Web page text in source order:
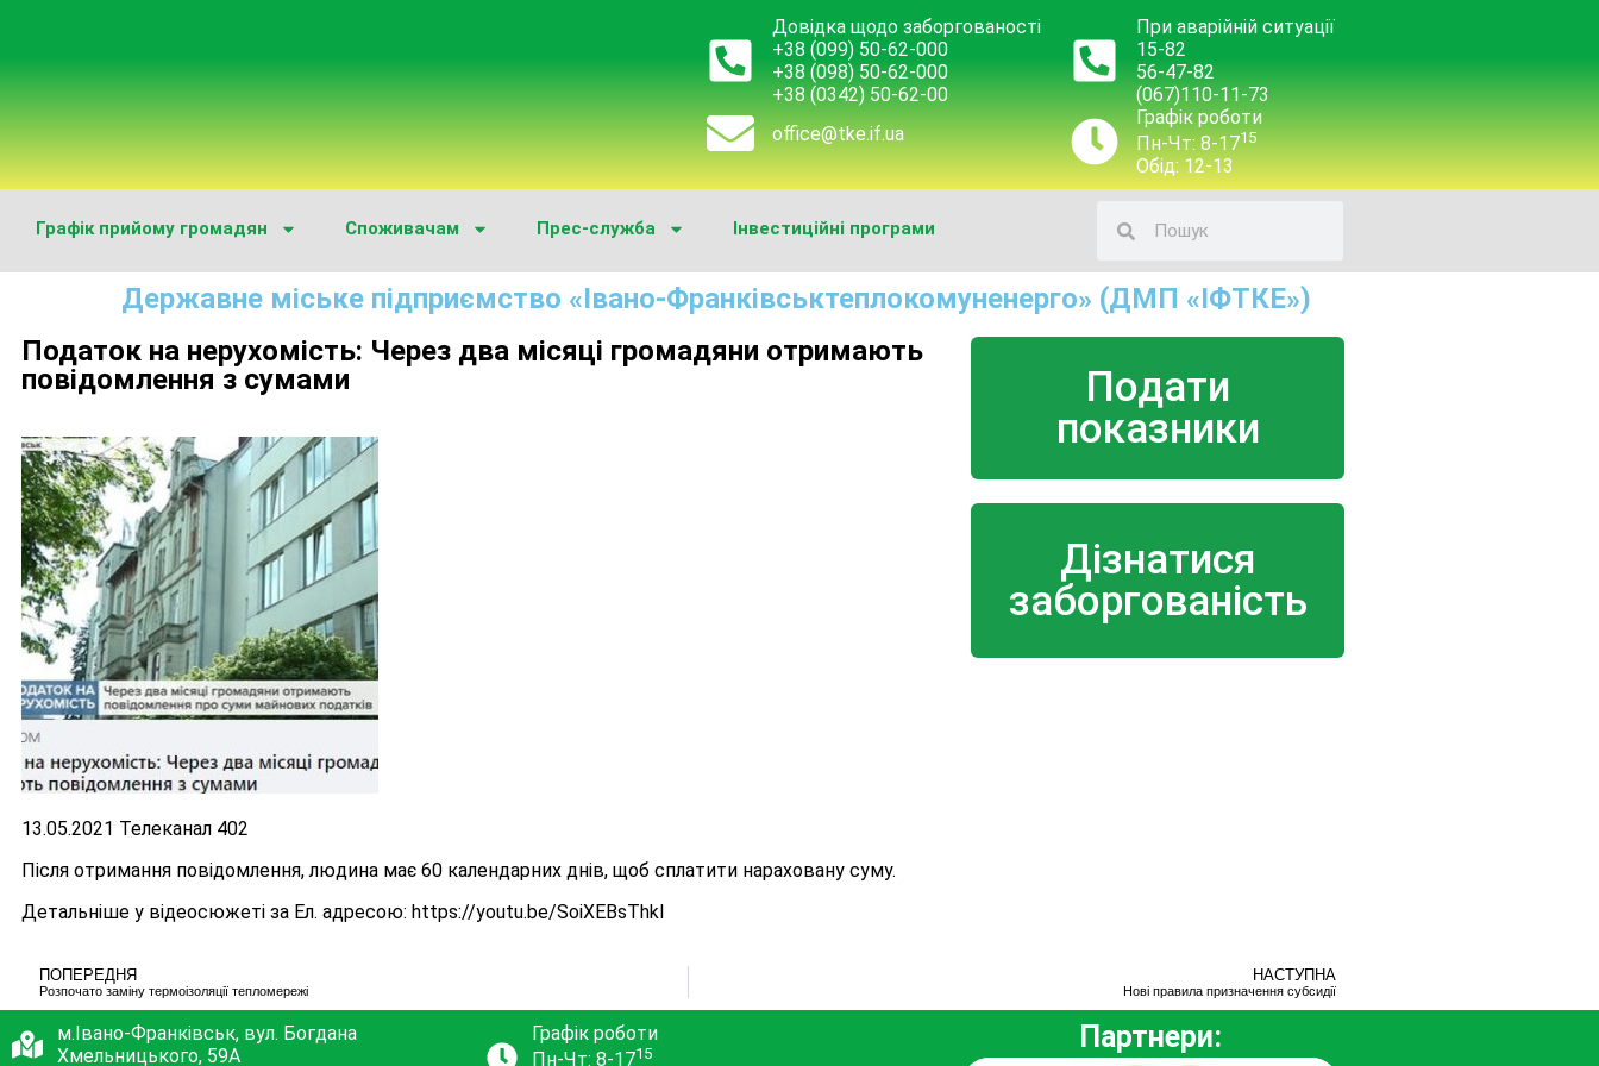
Довідка щодо заборгованості
+38 (099) 50-62-000
+38 (098) 50-62-000
+38 (0342) 50-62-00
office@tke.if.ua
При аварійній ситуації
15-82
56-47-82
(067)110-11-73
Графік роботи
Пн-Чт: 8-1715
Обід: 12-13
Графік прийому громадян Споживачам Прес-служба Інвестиційні програми
Державне міське підприємство «Івано-Франківськтеплокомуненерго» (ДМП «ІФТКЕ»)
Податок на нерухомість: Через два місяці громадяни отримають
повідомлення з сумами
13.05.2021 Телеканал 402
Після отримання повідомлення, людина має 60 календарних днів, щоб сплатити нараховану суму.
Детальніше у відеосюжеті за Ел. адресою: https://youtu.be/SoiXEBsThkI
Подати
показники
Дізнатися
заборгованість
ПОПЕРЕДНЯ
Розпочато заміну термоізоляції тепломережі
НАСТУПНА
Нові правила призначення субсидії
м.Івано-Франківськ, вул. Богдана
Хмельницького, 59А
Графік роботи
Пн-Чт: 8-1715 Партнери: